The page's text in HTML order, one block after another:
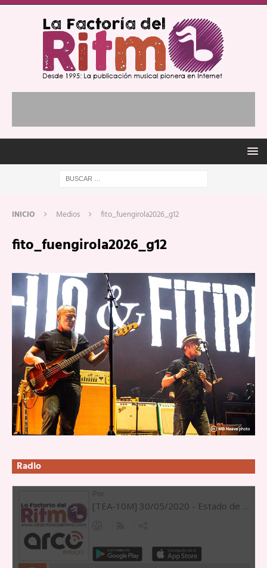
INICIO Medios fito_fuengirola2026_g12
fito_fuengirola2026_g12
Radio